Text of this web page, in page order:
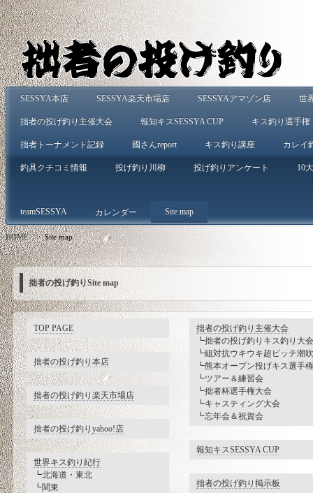
SESSYA本店 SESSYA楽天市場店 SESSYAアマゾン店 世
拙者の投げ釣り主催大会 報知キスSESSYA CUP キス釣り選手権
拙者トーナメント記録 國さんreport キス釣り講座 カレイ
釣具クチコミ情報 投げ釣り川柳 投げ釣りアンケート 10
teamSESSYA カレンダー Site map
HOME > Site map
拙者の投げ釣りSite map
TOP PAGE
拙者の投げ釣り本店
拙者の投げ釣り楽天市場店
拙者の投げ釣りyahoo!店
世界キス釣り紀行
┗北海道・東北
┗関東
拙者の投げ釣り主催大会
┗拙者の投げ釣りキス釣り大
┗組対抗ウキウキ超ビッチ潮
┗熊本オープン投げキス選手
┗ツアー＆練習会
┗拙者杯選手権大会
┗キャスティング大会
┗忘年会＆祝賀会
報知キスSESSYA CUP
拙者の投げ釣り掲示板